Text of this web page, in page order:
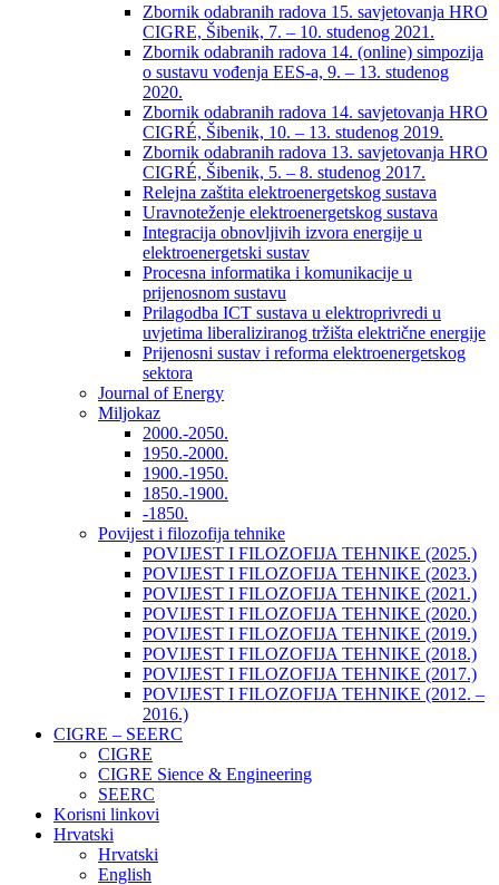
Zbornik odabranih radova 15. savjetovanja HRO
CIGRE, Šibenik, 7. – 10. studenog 2021.
Zbornik odabranih radova 14. (online) simpozija
o sustavu vođenja EES-a, 9. – 13. studenog
2020.
Zbornik odabranih radova 14. savjetovanja HRO
CIGRÉ, Šibenik, 10. – 13. studenog 2019.
Zbornik odabranih radova 13. savjetovanja HRO
CIGRÉ, Šibenik, 5. – 8. studenog 2017.
Relejna zaštita elektroenergetskog sustava
Uravnoteženje elektroenergetskog sustava
Integracija obnovljivih izvora energije u
elektroenergetski sustav
Procesna informatika i komunikacije u
prijenosnom sustavu
Prilagodba ICT sustava u elektroprivredi u
uvjetima liberaliziranog tržišta električne energije
Prijenosni sustav i reforma elektroenergetskog
sektora
Journal of Energy
Miljokaz
2000.-2050.
1950.-2000.
1900.-1950.
1850.-1900.
-1850.
Povijest i filozofija tehnike
POVIJEST I FILOZOFIJA TEHNIKE (2025.)
POVIJEST I FILOZOFIJA TEHNIKE (2023.)
POVIJEST I FILOZOFIJA TEHNIKE (2021.)
POVIJEST I FILOZOFIJA TEHNIKE (2020.)
POVIJEST I FILOZOFIJA TEHNIKE (2019.)
POVIJEST I FILOZOFIJA TEHNIKE (2018.)
POVIJEST I FILOZOFIJA TEHNIKE (2017.)
POVIJEST I FILOZOFIJA TEHNIKE (2012. –
2016.)
CIGRE – SEERC
CIGRE
CIGRE Sience & Engineering
SEERC
Korisni linkovi
Hrvatski
Hrvatski
English